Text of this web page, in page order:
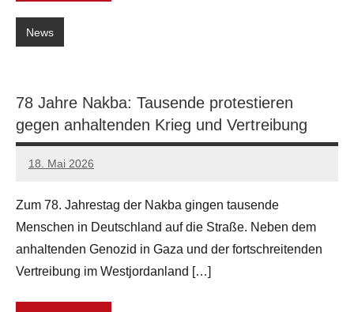
News
78 Jahre Nakba: Tausende protestieren
gegen anhaltenden Krieg und Vertreibung
18. Mai 2026
network
Zum 78. Jahrestag der Nakba gingen tausende
Menschen in Deutschland auf die Straße. Neben dem
anhaltenden Genozid in Gaza und der fortschreitenden
Vertreibung im Westjordanland […]